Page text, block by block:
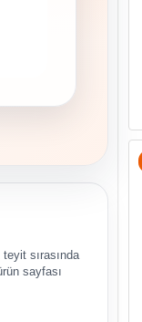
sırasında
sayfası